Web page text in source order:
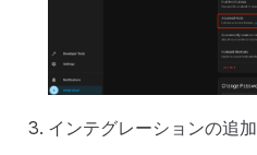
インテグレーションの追加